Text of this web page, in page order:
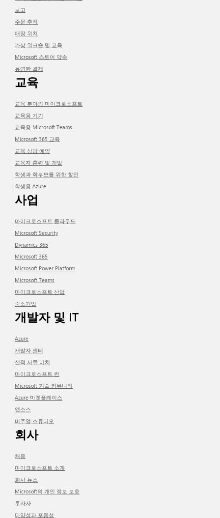
보고
주문 추적
매장 위치
가상 워크숍 및 교육
Microsoft 스토어 약속
유연한 결제
교육
교육 분야의 마이크로소프트
교육용 기기
교육용 Microsoft Teams
Microsoft 365 교육
교육 상담 예약
교육자 훈련 및 개발
학생과 학부모를 위한 할인
학생용 Azure
사업
마이크로소프트 클라우드
Microsoft Security
Dynamics 365
Microsoft 365
Microsoft Power Platform
Microsoft Teams
마이크로소프트 산업
중소기업
개발자 및 IT
Azure
개발자 센터
선적 서류 비치
마이크로소프트 런
Microsoft 기술 커뮤니티
Azure 마켓플레이스
앱소스
비주얼 스튜디오
회사
채용
마이크로소프트 소개
회사 뉴스
Microsoft의 개인 정보 보호
투자자
다양성과 포용성